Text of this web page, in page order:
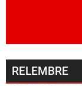
RELEMBRE